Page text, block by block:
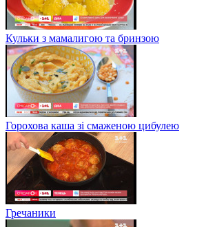
Кульки з мамалигою та бринзою
Горохова каша зі смаженою цибулею
Гречаники